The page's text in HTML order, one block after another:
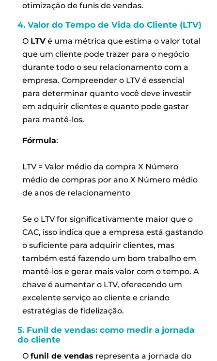
otimização de funis de vendas.
4. Valor do Tempo de Vida do Cliente (LTV)
O LTV é uma métrica que estima o valor total
que um cliente pode trazer para o negócio
durante todo o seu relacionamento com a
empresa. Compreender o LTV é essencial
para determinar quanto você deve investir
em adquirir clientes e quanto pode gastar
para mantê-los.
Fórmula:
LTV = Valor médio da compra X Número
médio de compras por ano X Número médio
de anos de relacionamento
Se o LTV for significativamente maior que o
CAC, isso indica que a empresa está gastando
o suficiente para adquirir clientes, mas
também está fazendo um bom trabalho em
mantê-los e gerar mais valor com o tempo. A
chave é aumentar o LTV, oferecendo um
excelente serviço ao cliente e criando
estratégias de fidelização.
5. Funil de vendas:como medir a jornada
do cliente
Ofunil de vendas representa a jornada do